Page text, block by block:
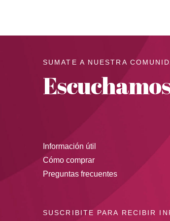
SUMATE A NUESTRA
Información útil
Cómo comprar
Preguntas frecuentes
SUSCRIBITE PARA RECIBIR